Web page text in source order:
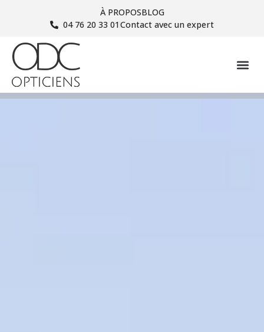
À PROPOSBLOG
04 76 20 33 01Contact avec un expert